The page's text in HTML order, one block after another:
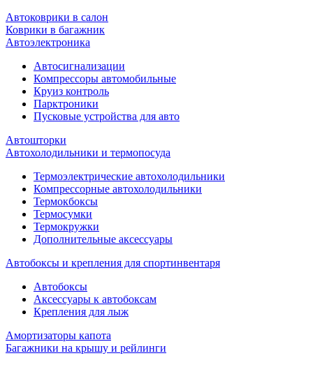
Автоковрики в салон
Коврики в багажник
Автоэлектроника
Автосигнализации
Компрессоры автомобильные
Круиз контроль
Парктроники
Пусковые устройства для авто
Автошторки
Автохолодильники и термопосуда
Термоэлектрические автохолодильники
Компрессорные автохолодильники
Термокбоксы
Термосумки
Термокружки
Дополнительные аксессуары
Автобоксы и крепления для спортинвентаря
Автобоксы
Аксессуары к автобоксам
Крепления для лыж
Амортизаторы капота
Багажники на крышу и рейлинги